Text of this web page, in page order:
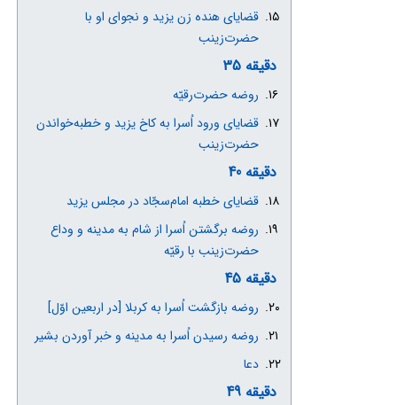
قضایای هنده زن یزید و نجوای او با
حضرت‌زینب
دقیقه 35
روضه حضرت‌رقیّه
قضایای ورود اُسرا به کاخ یزید و خطبه‌خواندن
حضرت‌زینب
دقیقه 40
قضایای خطبه امام‌سجّاد در مجلس یزید
روضه برگشتن اُسرا از شام به مدینه و وداع
حضرت‌زینب با رقیّه
دقیقه 45
روضه بازگشت اُسرا به کربلا [در اربعین اوّل]
روضه رسیدن اُسرا به مدینه و خبر آوردن بشیر
دعا
دقیقه 49